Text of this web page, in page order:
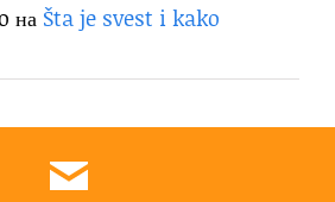
на Šta je svest i kako